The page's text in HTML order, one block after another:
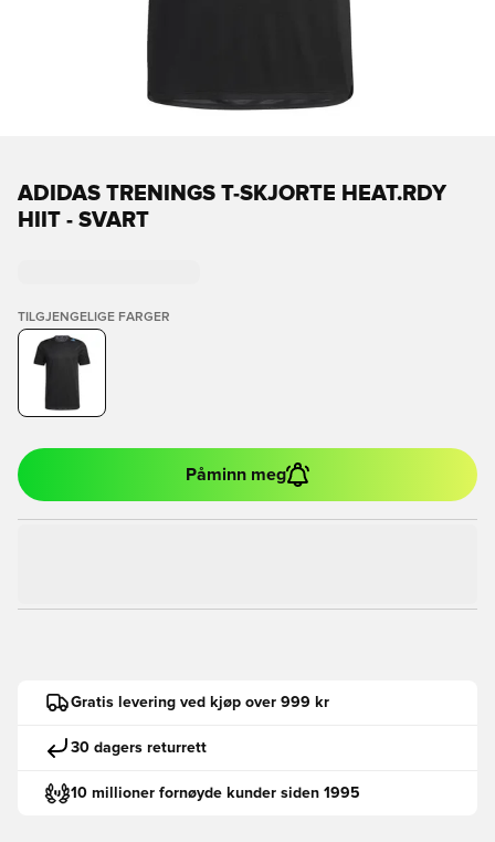
ADIDAS TRENINGS T-SKJORTE HEAT.RDY
HIIT - SVART
TILGJENGELIGE FARGER
Påminn meg
Gratis levering ved kjøp over 999 kr
30 dagers returrett
10 millioner fornøyde kunder siden 1995